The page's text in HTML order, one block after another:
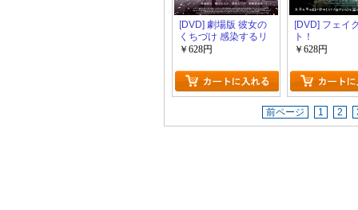
[DVD] 劇場版 彼女の
くちづけ 感染するリ
ビドー
￥628円
[DVD] フェイ
ト！
￥628円
前ページ 1 2